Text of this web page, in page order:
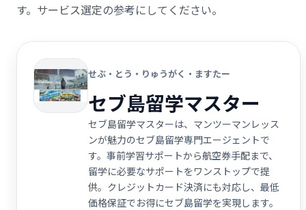
す。サービス選定の参考にしてください。
せぶ・とう・りゅうがく・ますたー
セブ島留学マスター
セブ島留学マスターは、マンツーマンレッス
ンが魅力のセブ島留学専門エージェントで
す。事前学習サポートから航空券手配まで、
留学に必要なサポートをワンストップで提
供。クレジットカード決済にも対応し、最低
価格保証でお得にセブ島留学を実現します。